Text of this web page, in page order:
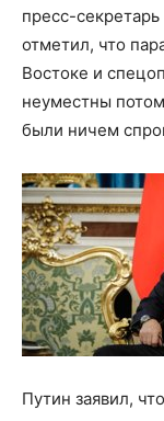
пресс-
отметил, что
Востоке и
неуместны
были ничем
Путин заявил,